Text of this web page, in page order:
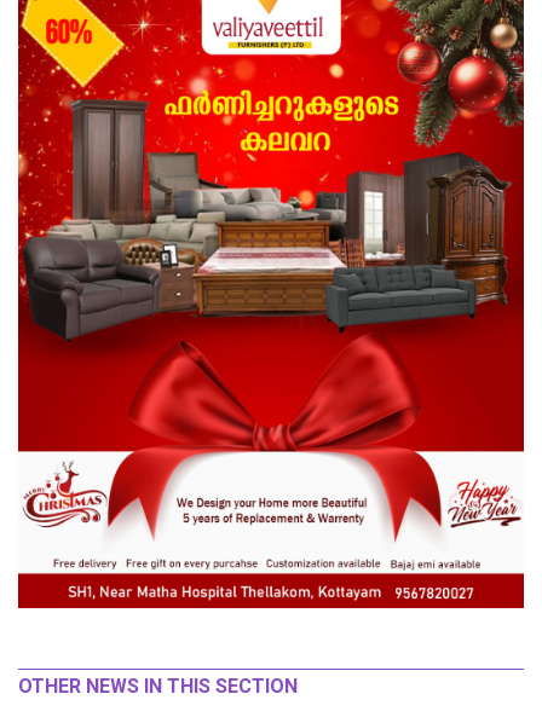
OTHER NEWS IN THIS SECTION